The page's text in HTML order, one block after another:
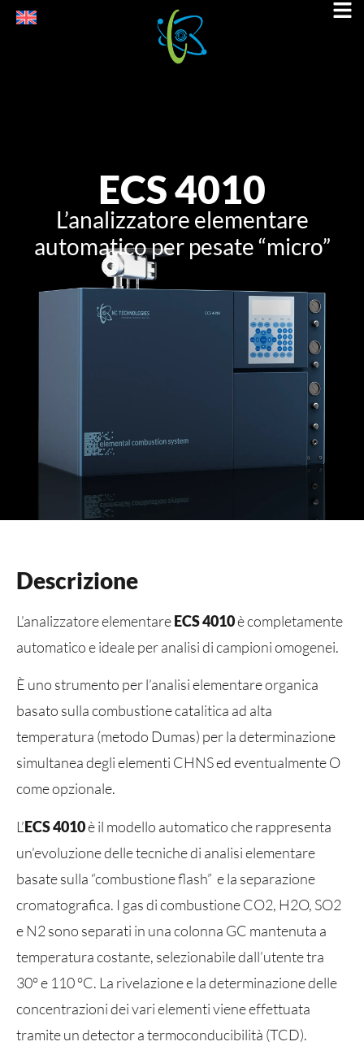
ECS 4010
L’analizzatore elementare
automatico per pesate “micro”
Descrizione
L’analizzatore elementareECS 4010è completamente
automatico e ideale per analisi di campioni omogenei.
È uno strumento per l’analisi elementare organica
basato sulla combustione catalitica ad alta
temperatura (metodo Dumas) per la determinazione
simultanea degli elementi CHNS ed eventualmente O
come opzionale.
L’ECS 4010è il modello automatico che rappresenta
un’evoluzione delle tecniche di analisi elementare
basate sulla “combustione flash” e la separazione
cromatografica. I gas di combustione CO2, H2O, SO2
e N2 sono separati in una colonna GC mantenuta a
temperatura costante, selezionabile dall’utente tra
30° e 110 °C. La rivelazione e la determinazione delle
concentrazioni dei vari elementi viene effettuata
tramite un detector a termoconducibilità (TCD).